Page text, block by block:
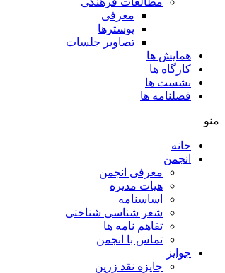
معرفی
پوسترها
تصاویر جلسات
همایش ها
کارگاه ها
نشست ها
فصلنامه ها
منو
خانه
انجمن
معرفی انجمن
هیات مدیره
اساسنامه
شعر شناسی شناختی
تفاهم نامه ها
تماس با انجمن
جوایز
جایزه نقد زرین